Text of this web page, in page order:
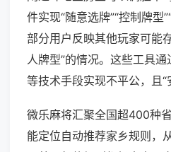
件实现“随意选牌”“控制牌型
部分用户反映其他玩家可能
人牌型”的情况。这些工具
等技术手段实现不平公，且“
微乐麻将汇聚全国超400种
能定位自动推荐家乡规则，